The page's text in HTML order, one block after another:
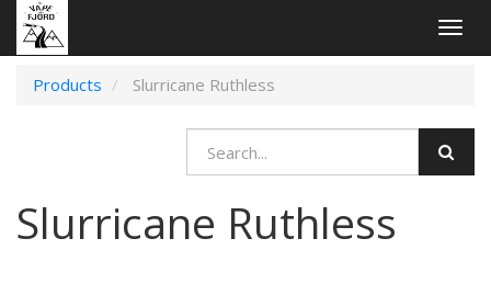
Products
Slurricane Ruthless
Slurricane Ruthless